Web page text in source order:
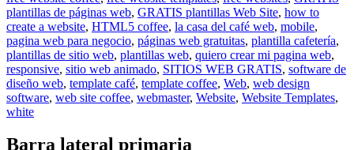
plantillas de páginas web, GRATIS plantillas Web Site, how to
create a website, HTML5 coffee, la casa del café web, mobile,
pagina web para negocio, páginas web gratuitas, plantilla cafetería,
plantillas de sitio web, plantillas web, quiero crear mi pagina web,
responsive, sitio web animado, SITIOS WEB GRATIS, software de
diseño web, template café, template coffee, Web, web design
software, web site coffee, webmaster, Website, Website Templates,
white
Barra lateral primaria